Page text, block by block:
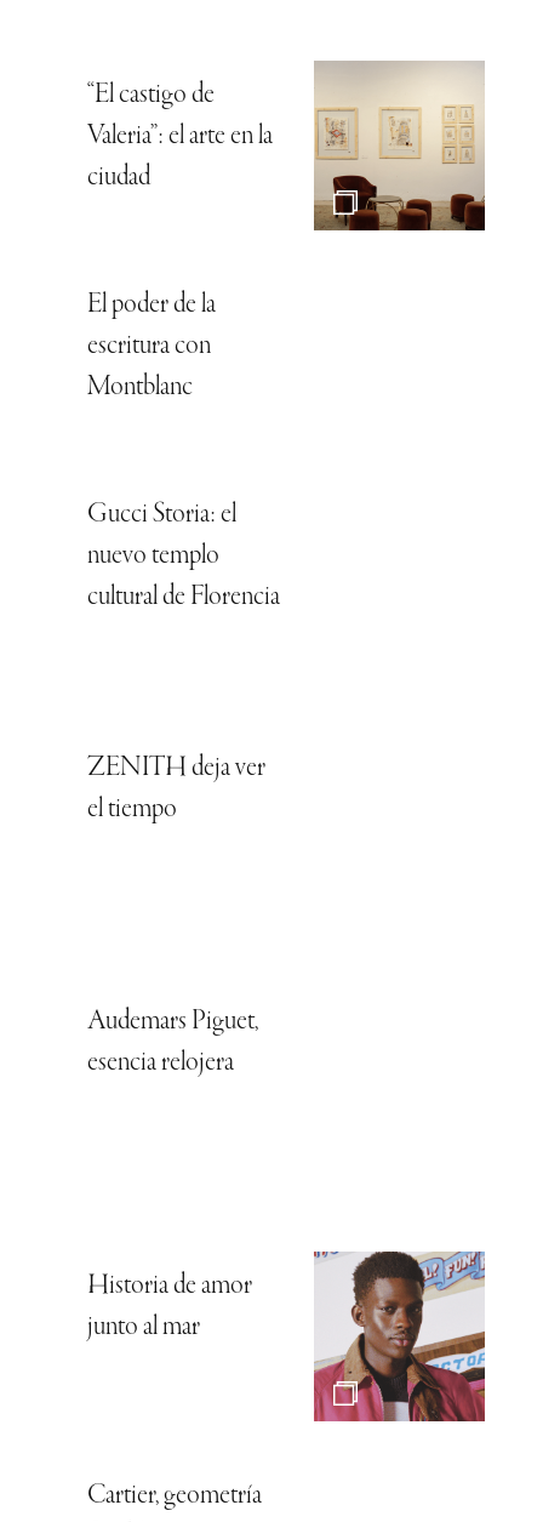
“El castigo de
Valeria”: el arte en la
ciudad
El poder de la
escritura con
Montblanc
Gucci Storia: el
nuevo templo
cultural de Florencia
ZENITH deja ver
el tiempo
Audemars Piguet,
esencia relojera
Historia de amor
junto al mar
Cartier, geometría